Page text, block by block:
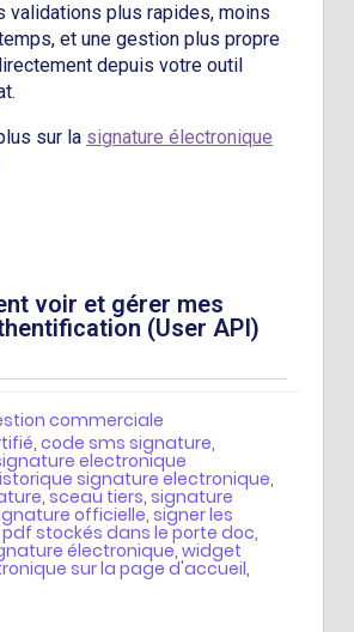
validations plus rapides, moins
et une gestion plus propre
depuis votre outil
sur la signature électronique
voir et gérer mes
(User API)
commerciale
, code sms signature,
electronique
signature electronique,
,sceau tiers, signature
officielle, signer les
stockés dans le porte doc,
électronique, widget
sur la page d'accueil,